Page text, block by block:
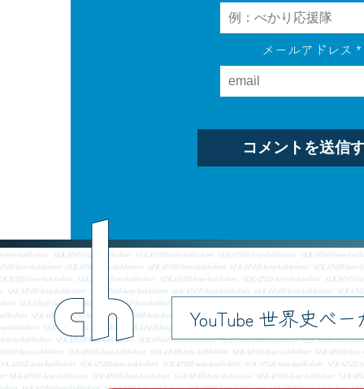
メールアドレス*
YouTube 世界史べ
ch